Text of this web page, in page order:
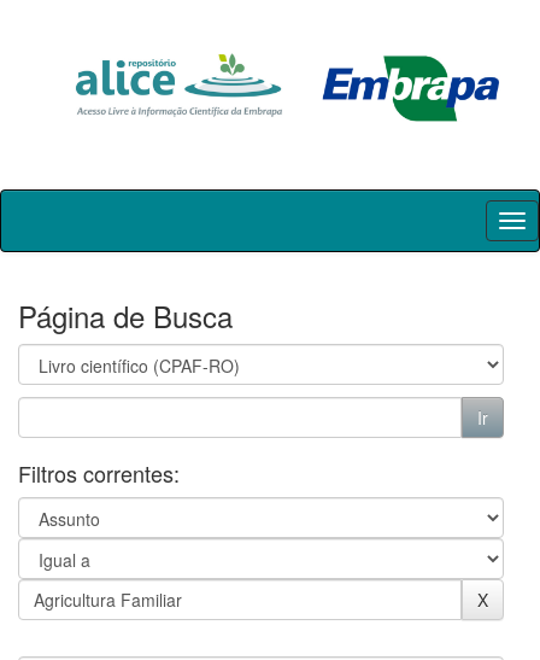
Skip
Página de Busca
Filtros correntes: